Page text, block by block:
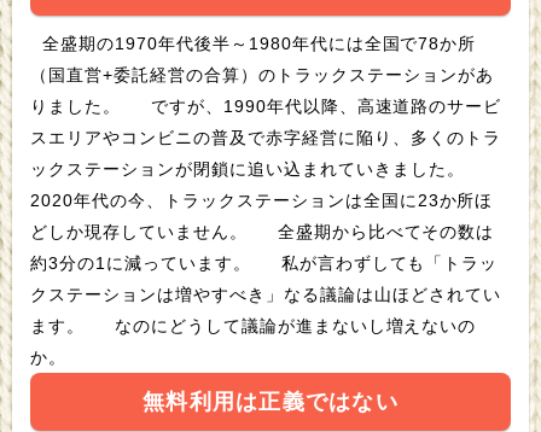
（国直営+委託経営の合算）のトラックステーションがあ
りました。 ですが、1990年代以降、高速道路のサービ
スエリアやコンビニの普及で赤字経営に陥り、多くのトラ
ックステーションが閉鎖に追い込まれていきました。
2020年代の今、トラックステーションは全国に23か所ほ
どしか現存していません。 全盛期から比べてその数は
約3分の1に減っています。 私が言わずしても「トラッ
クステーションは増やすべき」なる議論は山ほどされてい
ます。 なのにどうして議論が進まないし増えないの
無料利用は正義ではない